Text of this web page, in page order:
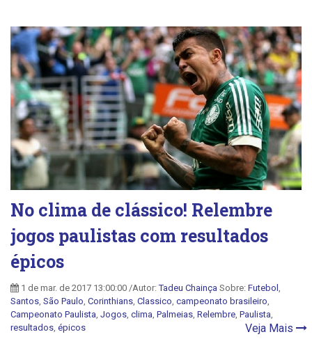
No clima de clássico! Relembre
jogos paulistas com resultados
épicos
1 de mar. de 2017 13:00:00 /Autor:Tadeu Chainça Sobre: Futebol ,
Santos, São Paulo, Corinthians, Classico, campeonato brasileiro,
Campeonato Paulista, Jogos, clima, Palmeias, Relembre, Paulista,
resultados, épicos Veja Mais